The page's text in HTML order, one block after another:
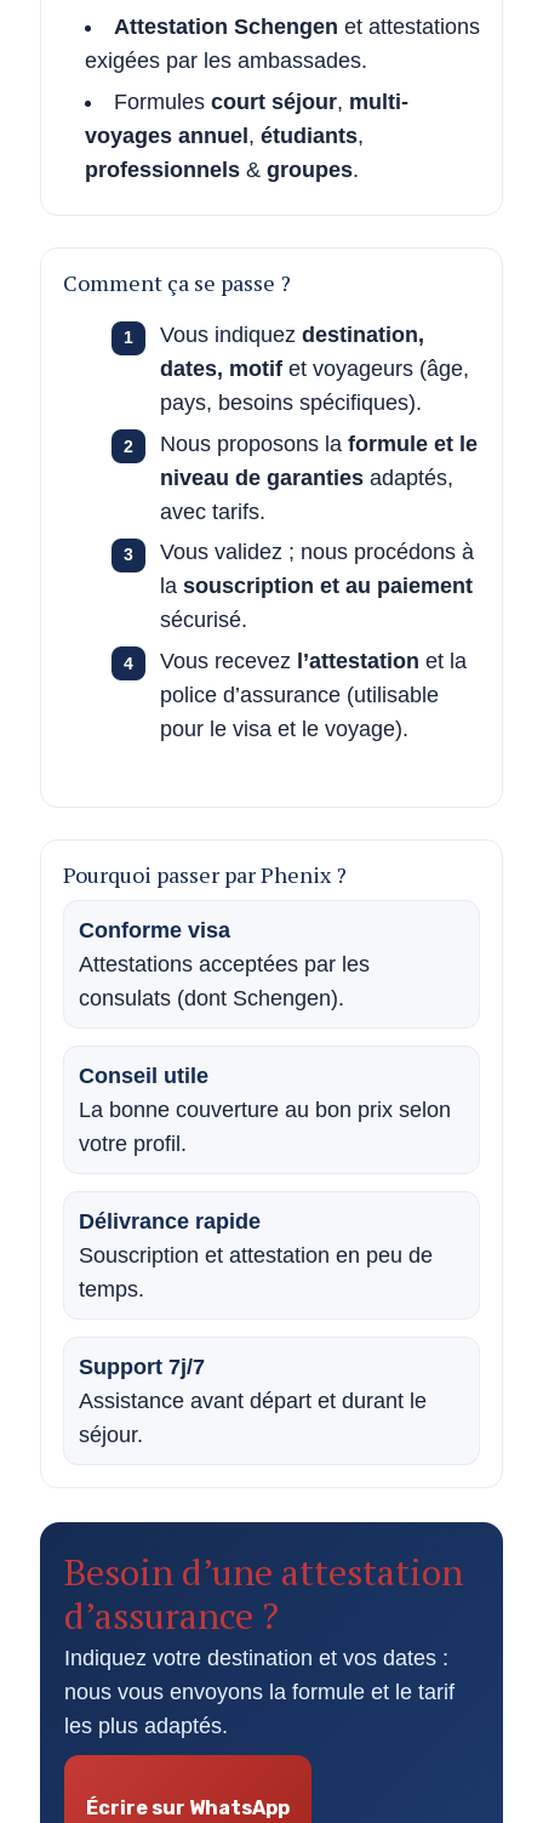
Attestation Schengen et attestations
exigées par les ambassades.
Formules court séjour, multi-
voyages annuel, étudiants,
professionnels& groupes.
Comment ça se passe ?
Vous indiquez destination,
dates, motif et voyageurs (âge,
pays, besoins spécifiques).
Nous proposons la formule et le
niveau de garanties adaptés,
avec tarifs.
Vous validez ; nous procédons à
la souscription et au paiement
sécurisé.
Vous recevez l’attestation et la
police d’assurance (utilisable
pour le visa et le voyage).
Pourquoi passer par Phenix ?
Conforme visa
Attestations acceptées par les
consulats (dont Schengen).
Conseil utile
La bonne couverture au bon prix selon
votre profil.
Délivrance rapide
Souscription et attestation en peu de
temps.
Support 7j/7
Assistance avant départ et durant le
séjour.
Besoin d’une attestation
d’assurance ?
Indiquez votre destination et vos dates :
nous vous envoyons la formule et le tarif
les plus adaptés.
Écrire sur WhatsApp